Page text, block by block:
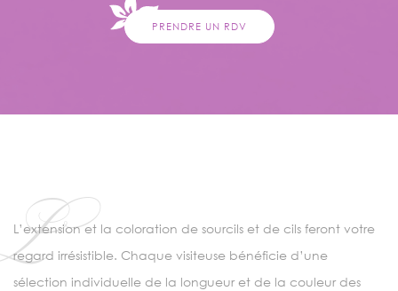
PRENDRE UN RDV
L’extension et la coloration de sourcils et de cils feront votre
regard irrésistible. Chaque visiteuse bénéficie d’une
sélection individuelle de la longueur et de la couleur des